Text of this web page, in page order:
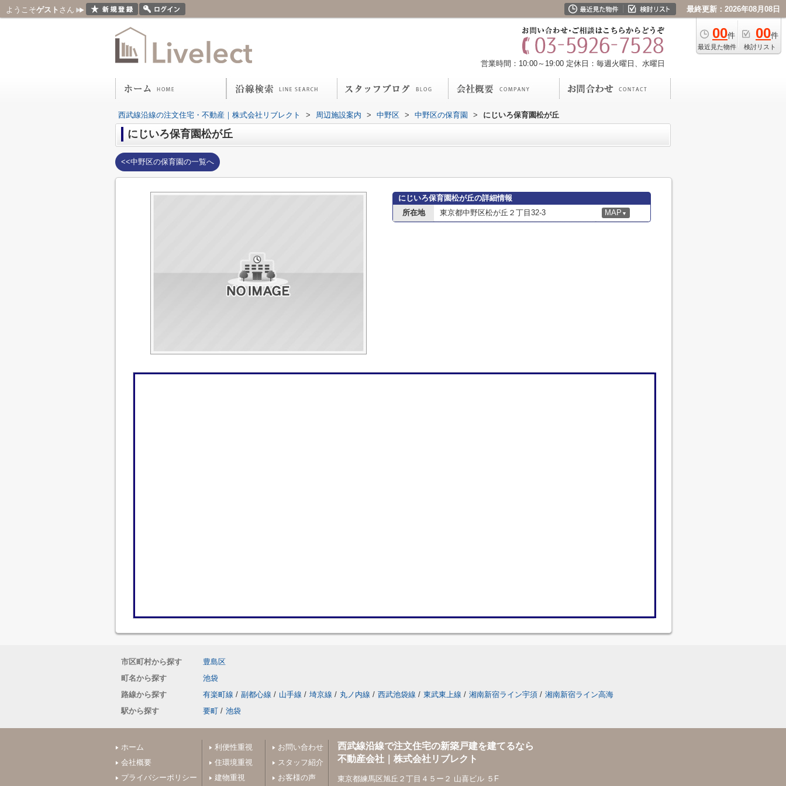
ようこそゲスト さん 最終更新：2026年08月08日
00件
最近見た物件
00件
検討リスト
営業時間：10:00～19:00 定休日：毎週火曜日、水曜日
西武線沿線の注文住宅・不動産｜株式会社リブレクト > 周辺施設案内 > 中野区 > 中野区の保育園 > にじいろ保育園松が丘
にじいろ保育園松が丘
<<中野区の保育園の一覧へ
にじいろ保育園松が丘の詳細情報
所在地
東京都中野区松が丘２丁目32-3 MAP ▼
市区町村から探す
豊島区
町名から探す
池袋
路線から探す
有楽町線 / 副都心線 / 山手線 / 埼京線 / 丸ノ内線 / 西武池袋線 / 東武東上線 / 湘南新宿ライン宇須 / 湘南新宿ライン高海
駅から探す
要町 / 池袋
ホーム
会社概要
プライバシーポリシー
利便性重視
住環境重視
建物重視
お問い合わせ
スタッフ紹介
お客様の声
西武線沿線で注文住宅の新築戸建を建てるなら
不動産会社｜株式会社リブレクト
東京都練馬区旭丘２丁目４５ー２ 山喜ビル ５F